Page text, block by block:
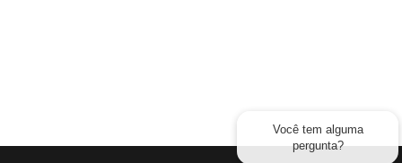
Você tem alguma
pergunta?